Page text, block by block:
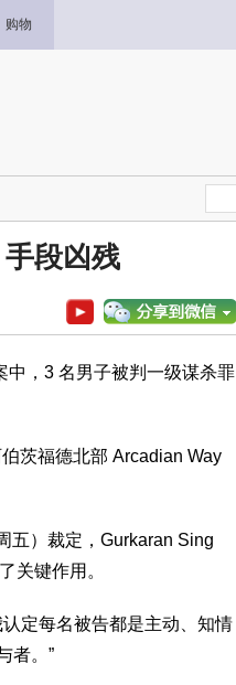
购物
段凶残
中，3 名男子被判一级谋杀罪
茨福德北部 Arcadian Way
五）裁定，Gurkaran Sing
关键作用。
认定每名被告都是主动、知情
者。”